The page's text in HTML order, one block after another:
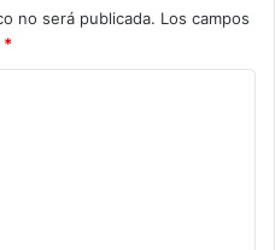
no será publicada. Los campos
*